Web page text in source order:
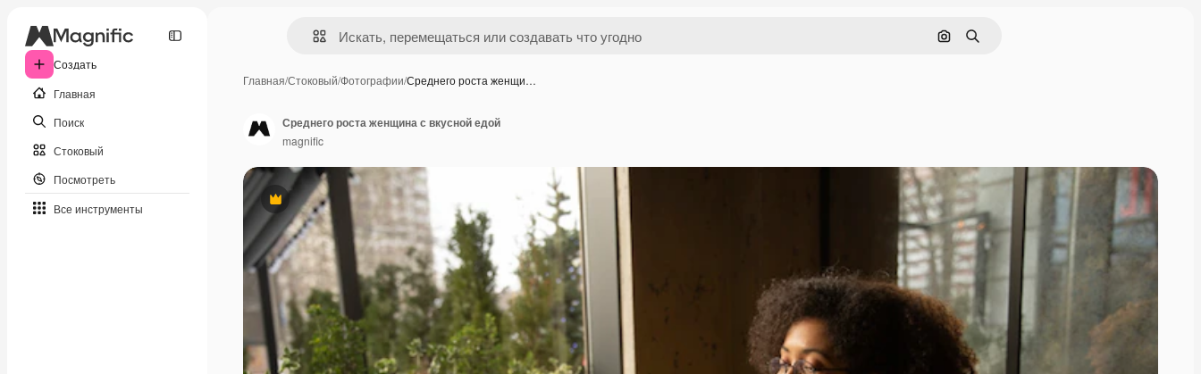
Создать
Главная
Поиск
Стоковый
Посмотреть
Все инструменты
Поиск по изображению
Поиск
Главная/Стоковый/Фотографии/Среднего роста женщи…
Премиум
Среднего роста женщина с вкусной едой
magnific